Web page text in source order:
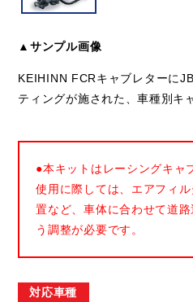
▲サンプル画像
KEIHINN FCRキャブレターに
ティングが施された、車種別キ
●本キットはレーシングキャ
使用に際しては、エアフィ
置など、車体に合わせて道
う調整が必要です。
対応車種